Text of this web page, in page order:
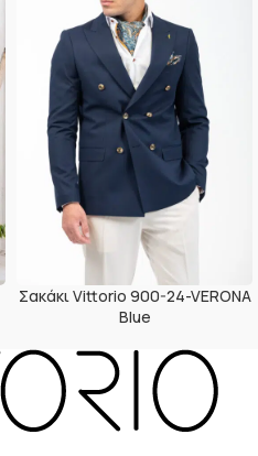
Σακάκι Vittorio 900-24-VERONA
Blue